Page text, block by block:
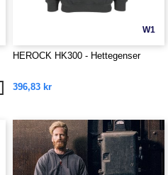
W1
HEROCK HK300 - Hettegenser
396,83 kr